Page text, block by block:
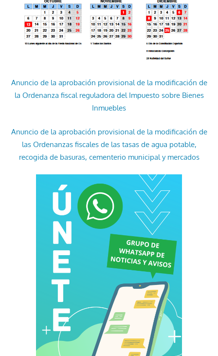
Anuncio de la aprobación provisional de la modificación de
la Ordenanza fiscal reguladora del Impuesto sobre Bienes
Inmuebles
Anuncio de la aprobación provisional de la modificación de
las Ordenanzas fiscales de las tasas de agua potable,
recogida de basuras, cementerio municipal y mercados